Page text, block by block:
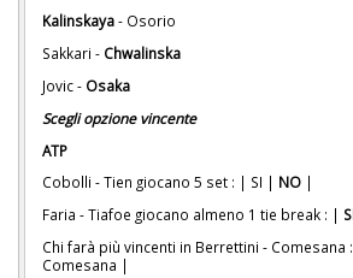
Kalinskaya- Osorio
Sakkari - Chwalinska
Jovic - Osaka
Scegli opzione vincente
ATP
Cobolli - Tien giocano 5 set : | SI | NO |
Faria - Tiafoe giocano almeno 1 tie break : |
Chi farà più vincenti in Berrettini - Comesana
Comesana |